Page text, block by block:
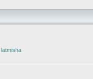
latmisha